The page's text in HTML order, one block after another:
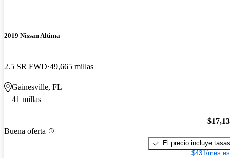
2019 Nissan Altima
2.5 SR FWD 49,665 millas
Gainesville, FL
41 millas
Buena oferta
El precio incluye tasas
$431/mes